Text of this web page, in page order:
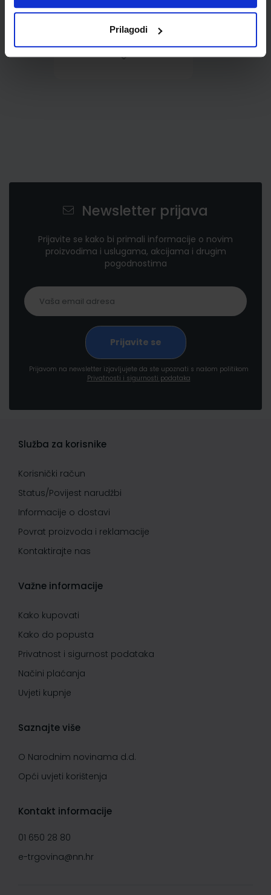
Prilagodi
Newsletter prijava
Prijavite se kako bi primali informacije o novim
proizvodima i uslugama, akcijama i drugim
pogodnostima
Prijavom na newsletter izjavljujete da ste upoznati s našom politikom
Privatnosti i sigurnosti podataka
Služba za korisnike
Korisnički račun
Status/Povijest narudžbi
Informacije o dostavi
Povrat proizvoda i reklamacije
Kontaktirajte nas
Važne informacije
Kako kupovati
Kako do popusta
Privatnost i sigurnost podataka
Načini plaćanja
Uvjeti kupnje
Saznajte više
O Narodnim novinama d.d.
Opći uvjeti korištenja
Kontakt informacije
01 650 28 80
e-trgovina@nn.hr